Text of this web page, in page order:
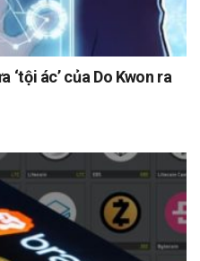
‘tội ác’ của Do Kwon ra